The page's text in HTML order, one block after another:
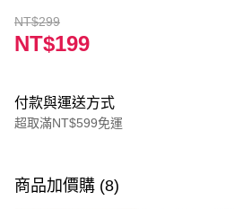
NT$299
NT$199
付款與運送方式
超取滿NT$599免運
信用卡一次付款
商品加價購 (8)